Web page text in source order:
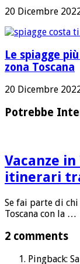
20 Dicembre
Le spiagge
zona Toscana
20 Dicembre
Potrebbe
Vacanze
itinerari
Se fai parte di
Toscana con la …
2 comments
Pingback: